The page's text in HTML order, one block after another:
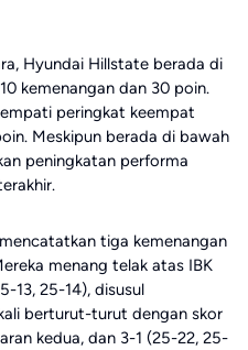
Hyundai Hillstate berada di
kemenangan dan 30 poin.
peringkat keempat
Meskipun berada di bawah
peningkatan performa
tiga kemenangan
menang telak atas IBK
13, 25-14), disusul
berturut-turut dengan skor
kedua, dan 3-1 (25-22, 25-